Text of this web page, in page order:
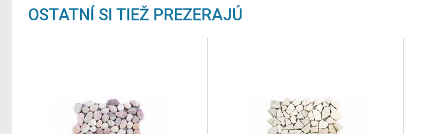
OSTATNÍ SI TIEŽ PREZERAJÚ